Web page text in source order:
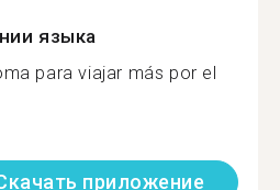
языка
para viajar más por el
приложение